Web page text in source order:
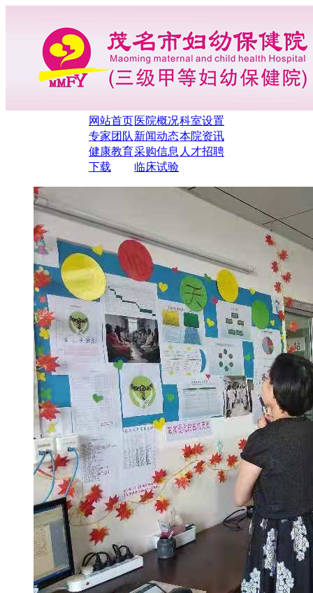
网站首页医院概况科室设置
专家团队 新闻动态本院资讯
健康教育采购信息 人才招聘
下载
临床试验